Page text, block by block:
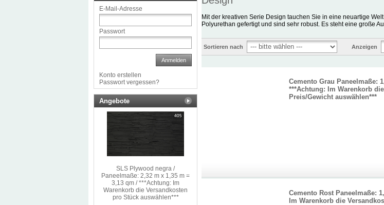
Mit der kreativen Serie Design tauchen Sie in eine neuartige
Polyurethan gefertigt und sind sehr robust. Es steht eine große
Sortieren nach Anzeigen
Cemento Grau Paneelmaße:
***Achtung: Im Warenkorb
Preis/Gewicht auswählen***
Cemento Rost Paneelmaße:
Im Warenkorb die
E-Mail-Adresse
Passwort
Anmelden
Konto erstellen
Passwort vergessen?
Angebote
SLS Plywood negra /
Paneelmaße: 2,32 m x 1,35 m =
3,13 qm / ***Achtung: Im
Warenkorb die Versandkosten
pro Stück auswählen***